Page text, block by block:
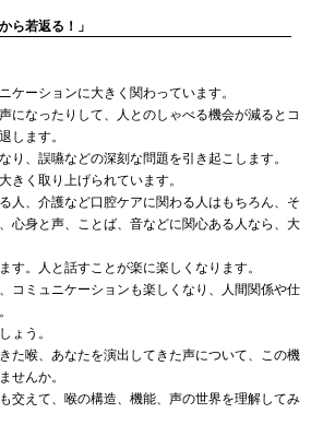
ら若返る！」
ケーションに大きく関わっています。
になったりして、人とのしゃべる機会が減るとコ
します。
り、誤嚥などの深刻な問題を引き起こします。
きく取り上げられています。
人、介護など口腔ケアに関わる人はもちろん、そ
心身と声、ことば、音などに関心ある人なら、大
す。人と話すことが楽に楽しくなります。
コミュニケーションも楽しくなり、人間関係や仕
ょう。
た喉、あなたを演出してきた声について、この機
せんか。
交えて、喉の構造、機能、声の世界を理解してみ